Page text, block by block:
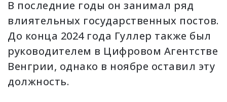
В последние годы он занимал ряд
влиятельных государственных постов.
До конца 2024 года Гуллер также был
руководителем в Цифровом Агентстве
Венгрии, однако в ноябре оставил эту
должность.